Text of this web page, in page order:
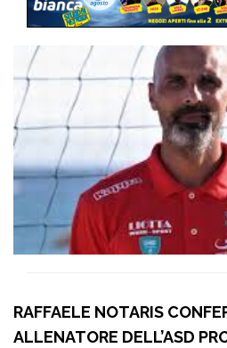
RAFFAELE NOTARIS
ALLENATORE DELL’ASD